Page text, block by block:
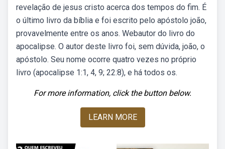
revelação de jesus cristo acerca dos tempos do fim. É
o último livro da bíblia e foi escrito pelo apóstolo joão,
provavelmente entre os anos. Webautor do livro do
apocalipse. O autor deste livro foi, sem dúvida, joão, o
apóstolo. Seu nome ocorre quatro vezes no próprio
livro (apocalipse 1:1, 4, 9; 22:8), e há todos os.
For more information, click the button below.
LEARN MORE